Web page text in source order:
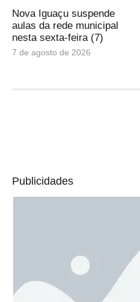
Nova Iguaçu suspende
aulas da rede municipal
nesta sexta-feira (7)
7 de agosto de 2026
Publicidades